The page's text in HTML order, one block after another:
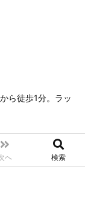
ら徒歩1分。ラッ
へ 検索